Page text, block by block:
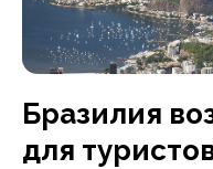
Бразилия
для